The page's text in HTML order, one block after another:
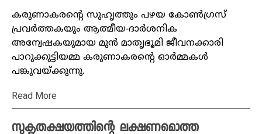
കരുണാകരന്റെ സുഹൃത്തും പഴയ കോണ്‍ഗ്രസ്
പ്രവര്‍ത്തകയും ആത്മീയ-ദാര്‍ശനിക
അന്വേഷകയുമായ മുന്‍ മാതൃഭൂമി ജീവനക്കാരി
പാറുക്കുട്ടിയമ്മ കരുണാകരന്റെ ഓര്‍മ്മകള്‍
പങ്കുവയ്ക്കുന്നു.
Read More
സുകൃതക്ഷയത്തിന്റെ ലക്ഷണമൊത്ത